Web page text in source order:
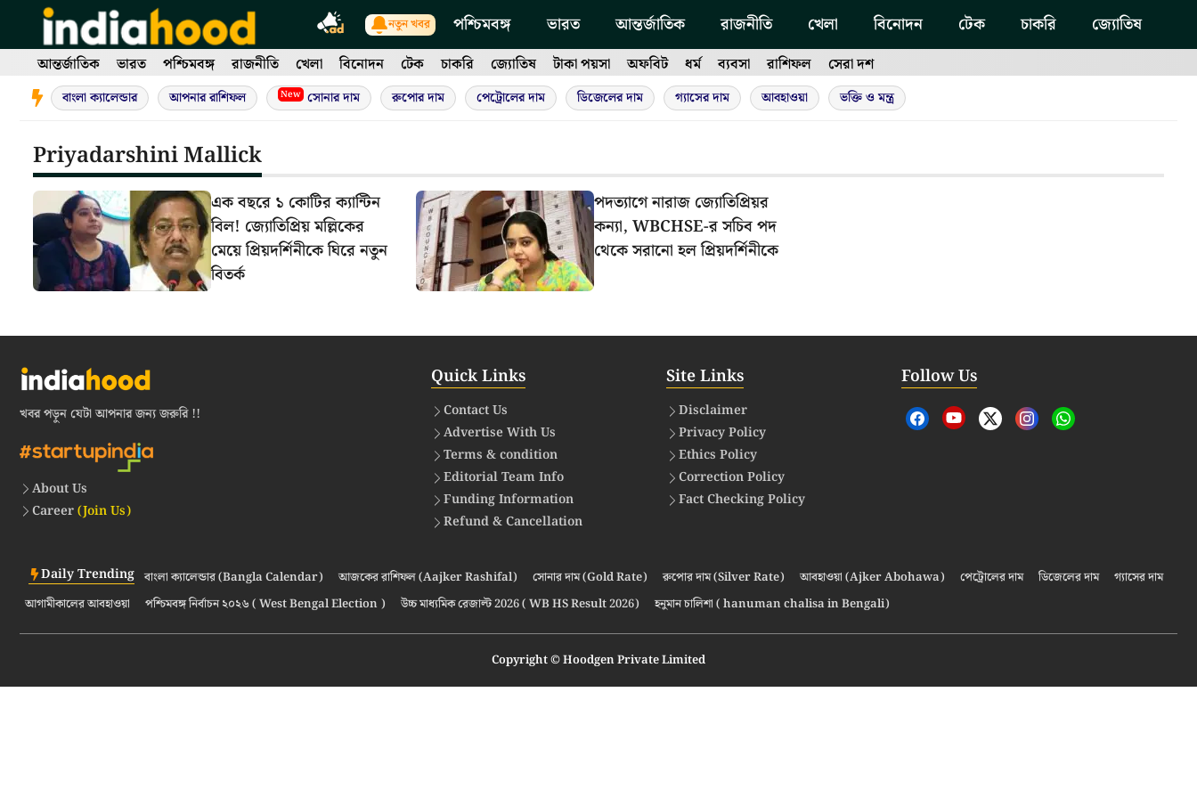
content
নতুন খবর পশ্চিমবঙ্গ ভারত আন্তর্জাতিক রাজনীতি খেলা বিনোদন টেক চাকরি জ্যোতিষ
আন্তর্জাতিক ভারত পশ্চিমবঙ্গ রাজনীতি খেলা বিনোদন টেক চাকরি জ্যোতিষ টাকা পয়সা অফবিট ধর্ম ব্যবসা রাশিফল সেরা দশ
বাংলা ক্যালেন্ডার আপনার রাশিফল New সোনার দাম রুপোর দাম পেট্রোলের দাম ডিজেলের দাম গ্যাসের দাম আবহাওয়া ভক্তি ও মন্ত্র
Priyadarshini Mallick
এক বছরে ১ কোটির ক্যান্টিন
বিল! জ্যোতিপ্রিয় মল্লিকের
মেয়ে প্রিয়দর্শিনীকে ঘিরে নতুন
বিতর্ক
পদত্যাগে নারাজ জ্যোতিপ্রিয়র
কন্যা, WBCHSE-র সচিব পদ
থেকে সরানো হল প্রিয়দর্শিনীকে
খবর পড়ুন যেটা আপনার জন্য জরুরি !!
About Us
Career(Join Us)
Quick Links
Contact Us
Advertise With Us
Terms & condition
Editorial Team Info
Funding Information
Refund & Cancellation
Site Links
Disclaimer
Privacy Policy
Ethics Policy
Correction Policy
Fact Checking Policy
Follow Us
Daily Trending বাংলা ক্যালেন্ডার (Bangla Calendar) আজকের রাশিফল (Aajker Rashifal) সোনার দাম (Gold Rate) রুপোর দাম (Silver Rate) আবহাওয়া (Ajker Abohawa) পেট্রোলের দাম ডিজেলের দাম
গ্যাসের দাম
আগামীকালের আবহাওয়া
পশ্চিমবঙ্গ নির্বাচন ২০২৬ ( West Bengal Election ) উচ্চ মাধ্যমিক রেজাল্ট 2026 ( WB HS Result 2026) হনুমান চালিশা ( hanuman chalisa in Bengali)
Copyright © Hoodgen Private Limited